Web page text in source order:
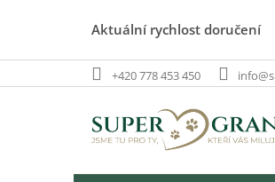
Aktuální rychlost doručení
+420 778 453 450